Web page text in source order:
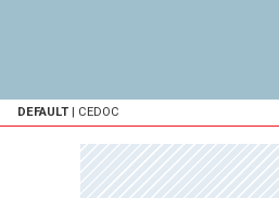
DEFAULT | CEDOC